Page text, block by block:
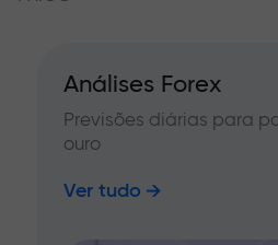
Análises Forex
Previsões diárias para
ouro
Ver tudo